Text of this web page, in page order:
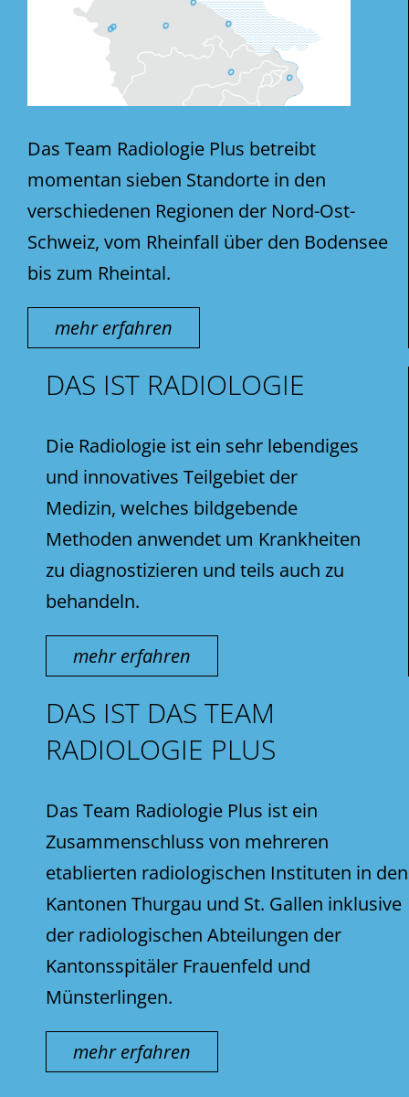
Das Team Radiologie Plus betreibt
momentan sieben Standorte in den
verschiedenen Regionen der Nord-Ost-
Schweiz, vom Rheinfall über den Bodensee
bis zum Rheintal.
mehr erfahren
DAS IST RADIOLOGIE
Die Radiologie ist ein sehr lebendiges
und innovatives Teilgebiet der
Medizin, welches bildgebende
Methoden anwendet um Krankheiten
zu diagnostizieren und teils auch zu
behandeln.
mehr erfahren
DAS IST DAS TEAM
RADIOLOGIE PLUS
Das Team Radiologie Plus ist ein
Zusammenschluss von mehreren
etablierten radiologischen Instituten in den
Kantonen Thurgau und St. Gallen inklusive
der radiologischen Abteilungen der
Kantonsspitäler Frauenfeld und
Münsterlingen.
mehr erfahren